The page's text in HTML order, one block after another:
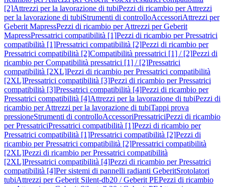
[2]Attrezzi per la lavorazione di tubiPezzi di ricambio per Attrezzi
per la lavorazione di tubiStrumenti di controlloAccessoriAttrezzi per
Geberit MapressPezzi di ricambio per Attrezzi per Geberit
MapressPressatrici compatibilità [1]Pezzi di ricambio per Pressatrici
compatibilità [1]Pressatrici compatibilità [2]Pezzi di ricambio per
Pressatrici compatibilità [2]Compatibilità pressatrici [1] / [2]Pezzi di
ricambio per Compatibilità pressatrici [1] / [2]Pressatrici
compatibilità [2XL]Pezzi di ricambio per Pressatrici compatibilità
[2XL]Pressatrici compatibilità [3]Pezzi di ricambio per Pressatrici
compatibilità [3]Pressatrici compatibilità [4]Pezzi di ricambio per
Pressatrici compatibilità [4]Attrezzi per la lavorazione di tubiPezzi di
ricambio per Attrezzi per la lavorazione di tubiTappi prova
pressioneStrumenti di controlloAccessoriPressatriciPezzi di ricambio
per PressatriciPressatrici compatibilità [1]Pezzi di ricambio per
Pressatrici compatibilità [1]Pressatrici compatibilità [2]Pezzi di
ricambio per Pressatrici compatibilità [2]Pressatrici compatibilità
[2XL]Pezzi di ricambio per Pressatrici compatibilità
[2XL]Pressatrici compatibilità [4]Pezzi di ricambio per Pressatrici
compatibilità [4]Per sistemi di pannelli radianti GeberitSrotolatori
tubiAttrezzi per Geberit Silent-db20 / Geberit PEPezzi di ricambio